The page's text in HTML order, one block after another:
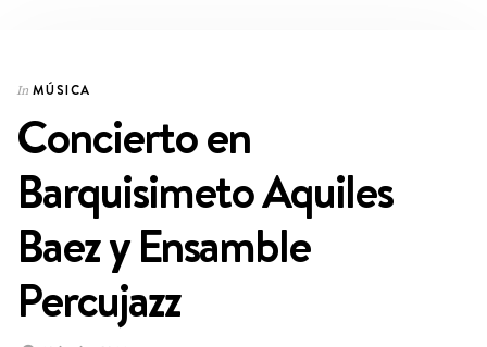
In MÚSICA
Concierto en
Barquisimeto Aquiles
Baez y Ensamble
Percujazz